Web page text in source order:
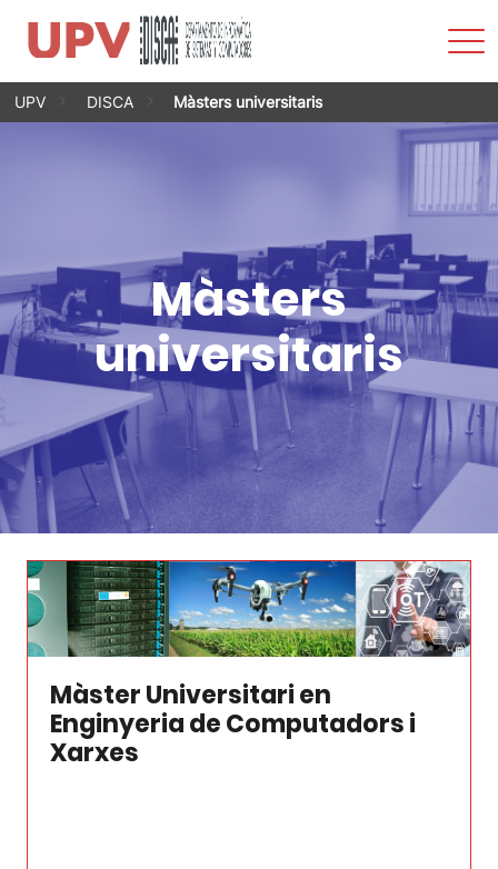
VésUPV DISCA Màsters universitaris
Màsters
universitaris
Màster Universitari en
Enginyeria de Computadors i
Xarxes